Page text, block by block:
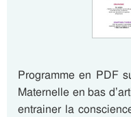
Programme en PDF
Maternelle en bas
entrainer la